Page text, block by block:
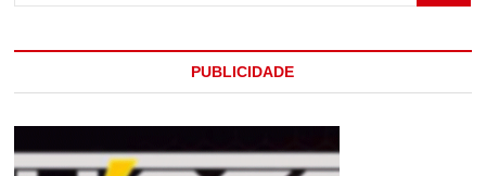
PUBLICIDADE